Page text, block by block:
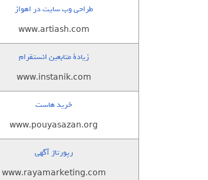
طراحی وب سایت در اهواز
www.artiash.com
زيادة متابعين انستقرام
www.instanik.com
خرید هاست
www.pouyasazan.org
رپورتاژ آگهی
www.rayamarketing.com